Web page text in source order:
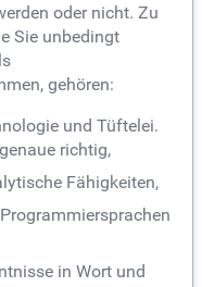
oder nicht. Zu
Sie unbedingt
gehören:
und Tüftelei.
richtig,
Fähigkeiten,
in Wort und